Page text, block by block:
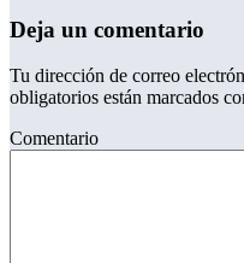
Deja un comentario
Tu dirección de correo
obligatorios están marcados
Comentario